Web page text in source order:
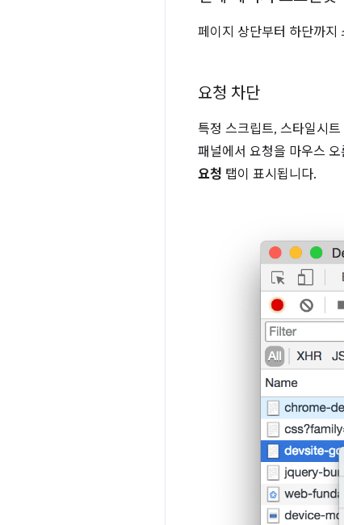
페이지 상단부터 하단까지
요청 차단
특정 스크립트, 스타일시
패널에서 요청을 마우스
요청 탭이 표시됩니다.